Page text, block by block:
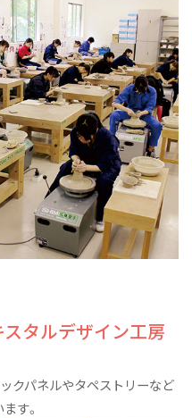
スタルデザイン工房
クパネルやタペストリーなど
す。